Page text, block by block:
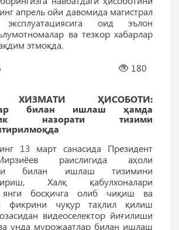
апрель ойи давомида магистрал
эксплуатациясига оид эълон
ва тезкор хабарлар
этмоқда.
180
ХИЗМАТИ ҲИСОБОТИ:
билан ишлаш ҳамда
назорати тизими
13 март санасида Президент
раислигида аҳоли
билан ишлаш тизимини
Халқ қабулхоналари
янги босқичга олиб чиқиш ва
фикрини чуқур таҳлил қилиш
видеоселектор йиғилиши
унда мурожаатлар билан ишлаш